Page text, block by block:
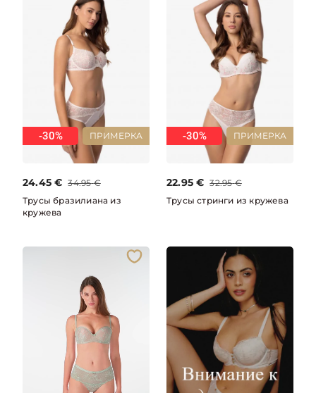
ПРИМЕРКА
-30%
24.45 € 34.95 €
Трусы бразилиана из
кружева
ПРИМЕРКА
-30%
22.95 € 32.95 €
Трусы стринги из кружева